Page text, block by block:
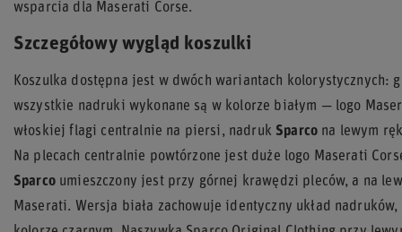
wsparcia dla Maserati Corse.
Szczegółowy wygląd koszulki
Koszulka dostępna jest w dwóch wariantach kolorystycznych:
wszystkie nadruki wykonane są w kolorze białym — logo
włoskiej flagi centralnie na piersi, nadruk Sparco na lewym
Na plecach centralnie powtórzone jest duże logo Maserati
Sparcoumieszczony jest przy górnej krawędzi pleców, a na
Maserati. Wersja biała zachowuje identyczny układ